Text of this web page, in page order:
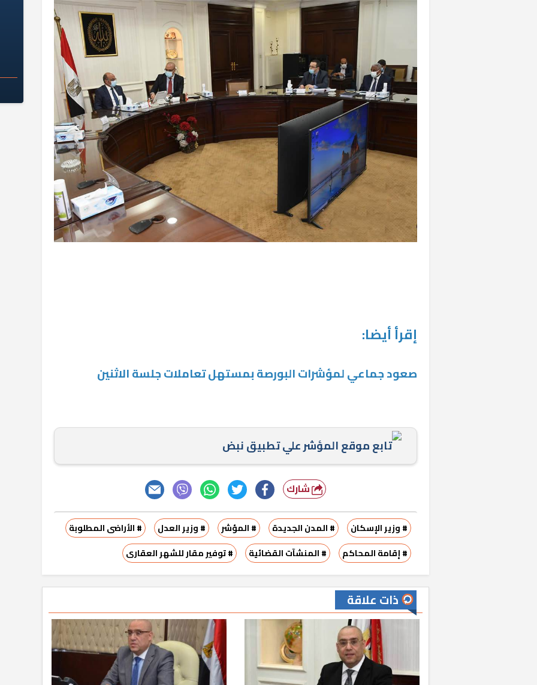
إقرأ أيضا:
صعود جماعي لمؤشرات البورصة بمستهل تعاملات جلسة الاثنين
تابع موقع المؤشر علي تطبيق نبض
شارك
# وزير الإسكان # المدن الجديدة # المؤشر # وزير العدل
# الأراضى المطلوبة
# إقامة المحاكم
# المنشآت القضائية # توفير مقار للشهر العقارى
ذات علاقة
«المؤشر» يطرح السؤال الصعب: هل
كان اختيار خريج معهد العاشر من
رمضان وزيرًا للإسكان قرارًا صائبًا؟
لماذا تخالف الشركات العقارية
تعليمات الرئيس السيسي؟